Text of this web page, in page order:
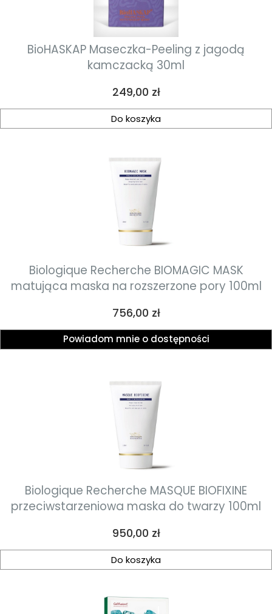
BioHASKAP Maseczka-Peeling z jagodą
kamczacką 30ml
Cena
249,00 zł
Do koszyka
Biologique Recherche BIOMAGIC MASK
matująca maska na rozszerzone pory 100ml
Cena
756,00 zł
Powiadom mnie o dostępności
Biologique Recherche MASQUE BIOFIXINE
przeciwstarzeniowa maska do twarzy 100ml
Cena
950,00 zł
Do koszyka